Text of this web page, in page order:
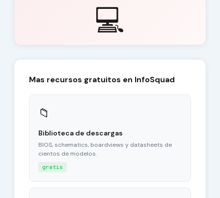
💻
Mas recursos gratuitos en InfoSquad
📁
Biblioteca de descargas
BIOS, schematics, boardviews y datasheets de
cientos de modelos.
gratis